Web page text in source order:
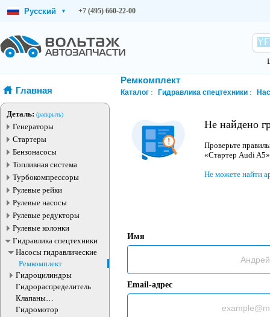
Русский ▾ +7 (495) 660-22-00
Главная
Деталь: (раскрыть)
Генераторы
Стартеры
Бензонасосы
Топливная система
Турбокомпрессоры
Рулевые рейки
Рулевые насосы
Рулевые редукторы
Рулевые колонки
Гидравлика спецтехники
Насосы гидравлические
Ремкомплект
Гидроцилиндры
Гидрораспределитель
Клапаны
электромагнитные
Гидромотор
Ремкомплект
Каталог Гидравлика спецтехники
Не найдено
Проверьте
«Стартер Audi
Не можете найти
Имя
Email-адрес